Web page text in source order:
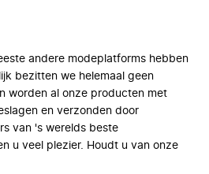
andere modeplatforms hebben
bezitten we helemaal geen
worden al onze producten met
en verzonden door
van 's werelds beste
u veel plezier. Houdt u van onze